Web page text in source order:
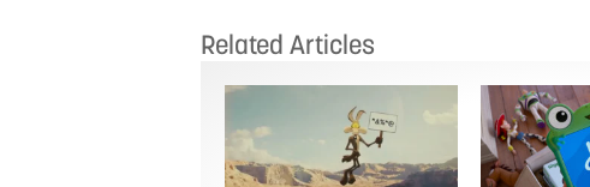
Related Articles